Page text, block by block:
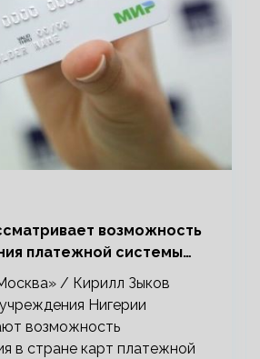
возможность
платежной системы
/ Кирилл Зыков
Нигерии
возможность
в стране карт платежной